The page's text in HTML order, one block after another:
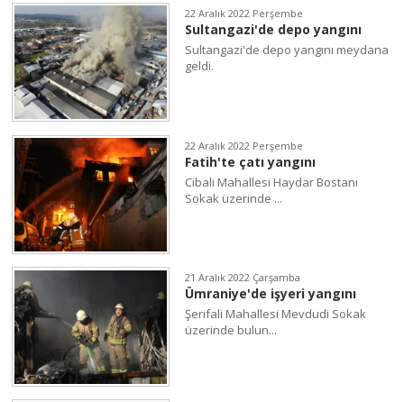
22 Aralık 2022 Perşembe
Sultangazi'de depo yangını
Sultangazi'de depo yangını meydana
geldi.
22 Aralık 2022 Perşembe
Fatih'te çatı yangını
Cibali Mahallesi Haydar Bostanı
Sokak üzerinde ...
21 Aralık 2022 Çarşamba
Ümraniye'de işyeri yangını
Şerifali Mahallesi Mevdudi Sokak
üzerinde bulun...